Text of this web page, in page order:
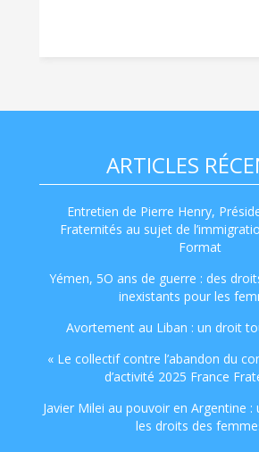
ARTICLES
Entretien de Pierre Henry,
Fraternités au sujet de
Format
Yémen, 5O ans de guerre : des
inexistants pour les
Avortement au Liban : un droit
« Le collectif contre l’abandon du
d’activité 2025 France
Javier Milei au pouvoir en Argentine
les droits des